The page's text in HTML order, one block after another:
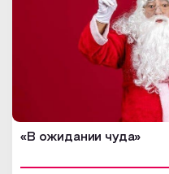
«В ожидании чуда»